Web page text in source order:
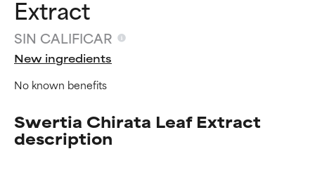
Extract
SIN CALIFICAR
New ingredients
No known benefits
Swertia Chirata Leaf Extract
description